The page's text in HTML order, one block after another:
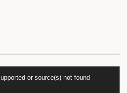
or source(s) not found